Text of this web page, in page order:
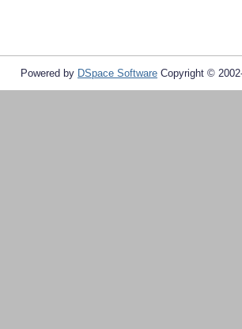
Powered by DSpace Software Copyright ©